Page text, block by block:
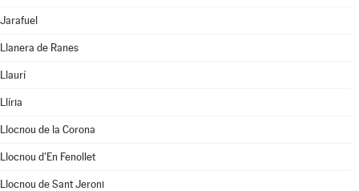
Jarafuel
Llanera de Ranes
Llaurí
Llíria
Llocnou de la Corona
Llocnou d'En Fenollet
Llocnou de Sant Jeroni